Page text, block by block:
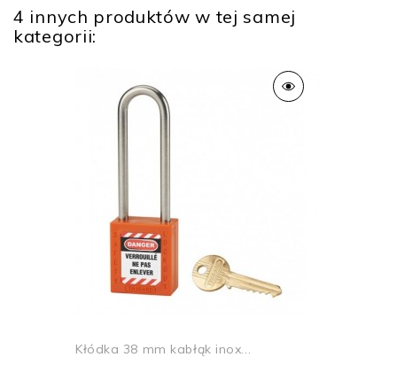
4 innych produktów w tej samej
kategorii:
Kłódka 38 mm kabłąk inox...